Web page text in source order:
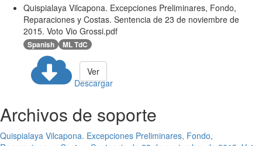
Quispialaya Vilcapona. Excepciones Preliminares, Fondo,
Reparaciones y Costas. Sentencia de 23 de noviembre de
2015. Voto Vio Grossi.pdf
Spanish ML TdC
Descargar
Ver
Archivos de soporte
Quispialaya Vilcapona. Excepciones Preliminares, Fondo,